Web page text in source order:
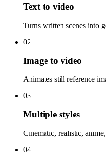
Text to video
Turns written scenes into
02
Image to video
Animates still reference
03
Multiple styles
Cinematic, realistic,
04